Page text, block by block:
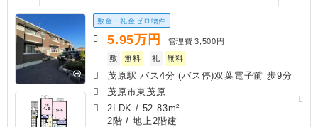
敷金・礼金ゼロ物件
5.95万円 管理費 3,500円
敷
無料 礼 無料
茂原駅 バス4分 (バス停)双葉電子前 歩9分
茂原市東茂原
2LDK / 52.83m²
2階 / 地上2階建